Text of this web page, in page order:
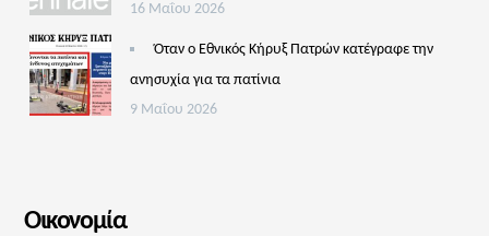
16 Μαΐου 2026
Όταν ο Εθνικός Κήρυξ Πατρών κατέγραφε την
ανησυχία για τα πατίνια
9 Μαΐου 2026
Οικονομία